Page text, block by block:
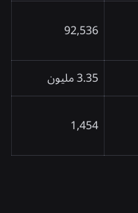
92,536
3.35 مليون
1,454